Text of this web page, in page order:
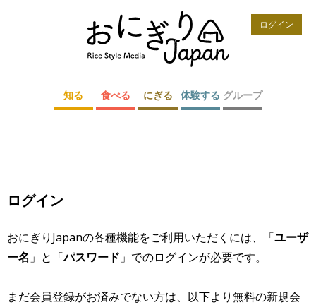
ログイン
知る 食べる にぎる 体験する グループ
ログイン
おにぎりJapanの各種機能をご利用いただくには、「ユーザ
ー名 」と「パスワード 」でのログインが必要です。
まだ会員登録がお済みでない方は、以下より無料の新規会